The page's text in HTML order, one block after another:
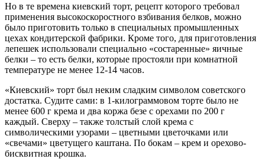
Но в те времена киевский торт, рецепт которого требовал
применения высокоскоростного взбивания белков, можно
было приготовить только в специальных промышленных
цехах кондитерской фабрики. Кроме того, для приготовления
лепешек использовали специально «состаренные» яичные
белки – то есть белки, которые простояли при комнатной
температуре не менее 12-14 часов.
«Киевский» торт был неким сладким символом советского
достатка. Судите сами: в 1-килограммовом торте было не
менее 600 г крема и два коржа безе с орехами по 200 г
каждый. Сверху – также толстый слой крема с
символическими узорами – цветными цветочками или
«свечами» цветущего каштана. По бокам – крем и орехово-
бисквитная крошка.